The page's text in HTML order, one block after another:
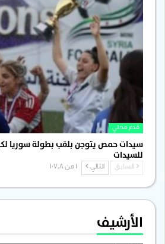
قدم محلي
سيدات حمص يتوجن بلقب بطولة سوريا
للسيدات
السابق التالي
الأرشيف